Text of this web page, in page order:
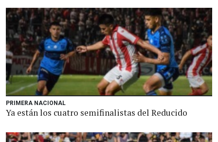
PRIMERA NACIONAL
Ya están los cuatro semifinalistas del Reducido